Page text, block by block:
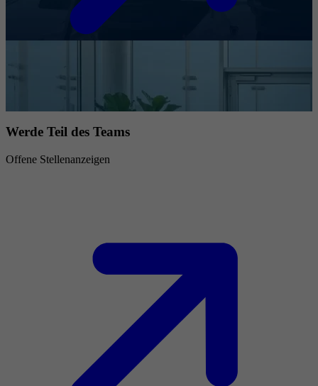
Werde Teil des Teams
Offene Stellenanzeigen